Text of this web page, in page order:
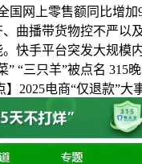
网上零售额同比增
曲播带货物控不严
快手平台突发大规
“三只羊”被点名
2025电商“仅退款”